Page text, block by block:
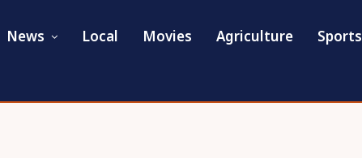
News Local Movies Agriculture Sports